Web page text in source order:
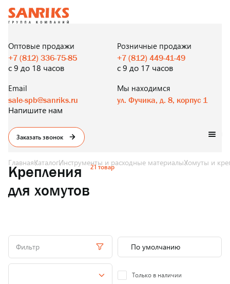
И В РОЗНИЦУ
Оптовые продажи
+7 (812) 336-75-85
с 9 до 18 часов
Розничные продажи
+7 (812) 449-41-49
с 9 до 17 часов
Email
sale-spb@sanriks.ru
Напишите нам
Мы находимся
ул. Фучика, д. 8, корпус 1
Заказать звонок
ГлавнаяКаталогИнструменты и расходные материалыХомуты и
Крепления
для хомутов
21 товар
Фильтр
Только в наличии